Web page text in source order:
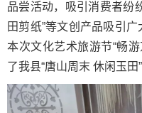
品尝活动，吸引消费者纷
田剪纸”等文创产品吸引
本次文化艺术旅游节“畅
了我县“唐山周末 休闲玉田